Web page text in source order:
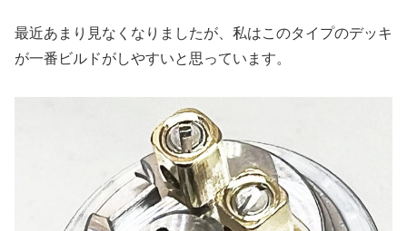
最近あまり見なくなりましたが、私はこのタイプのデッキ
が一番ビルドがしやすいと思っています。